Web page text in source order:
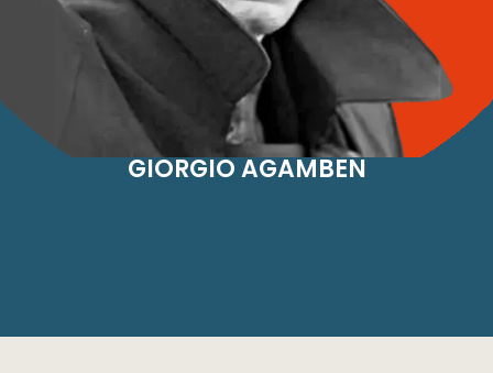
GIORGIO AGAMBEN